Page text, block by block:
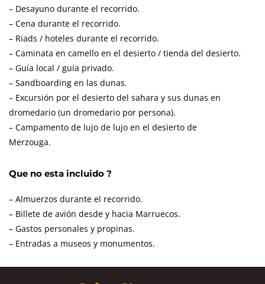
– Desayuno durante el recorrido.
– Cena durante el recorrido.
– Riads / hoteles durante el recorrido.
– Caminata en camello en el desierto / tienda del desierto.
– Guía local / guía privado.
– Sandboarding en las dunas.
– Excursión por el desierto del sahara y sus dunas en
dromedario (un dromedario por persona).
– Campamento de lujo de lujo en el desierto de
Merzouga.
Que no esta incluido ?
– Almuerzos durante el recorrido.
– Billete de avión desde y hacia Marruecos.
– Gastos personales y propinas.
– Entradas a museos y monumentos.